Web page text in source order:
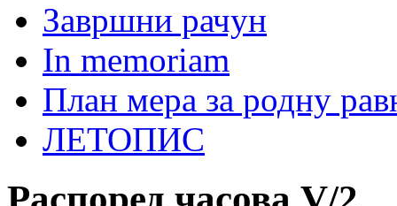
Завршни рачун
In memoriam
План мера за родну
ЛЕТОПИС